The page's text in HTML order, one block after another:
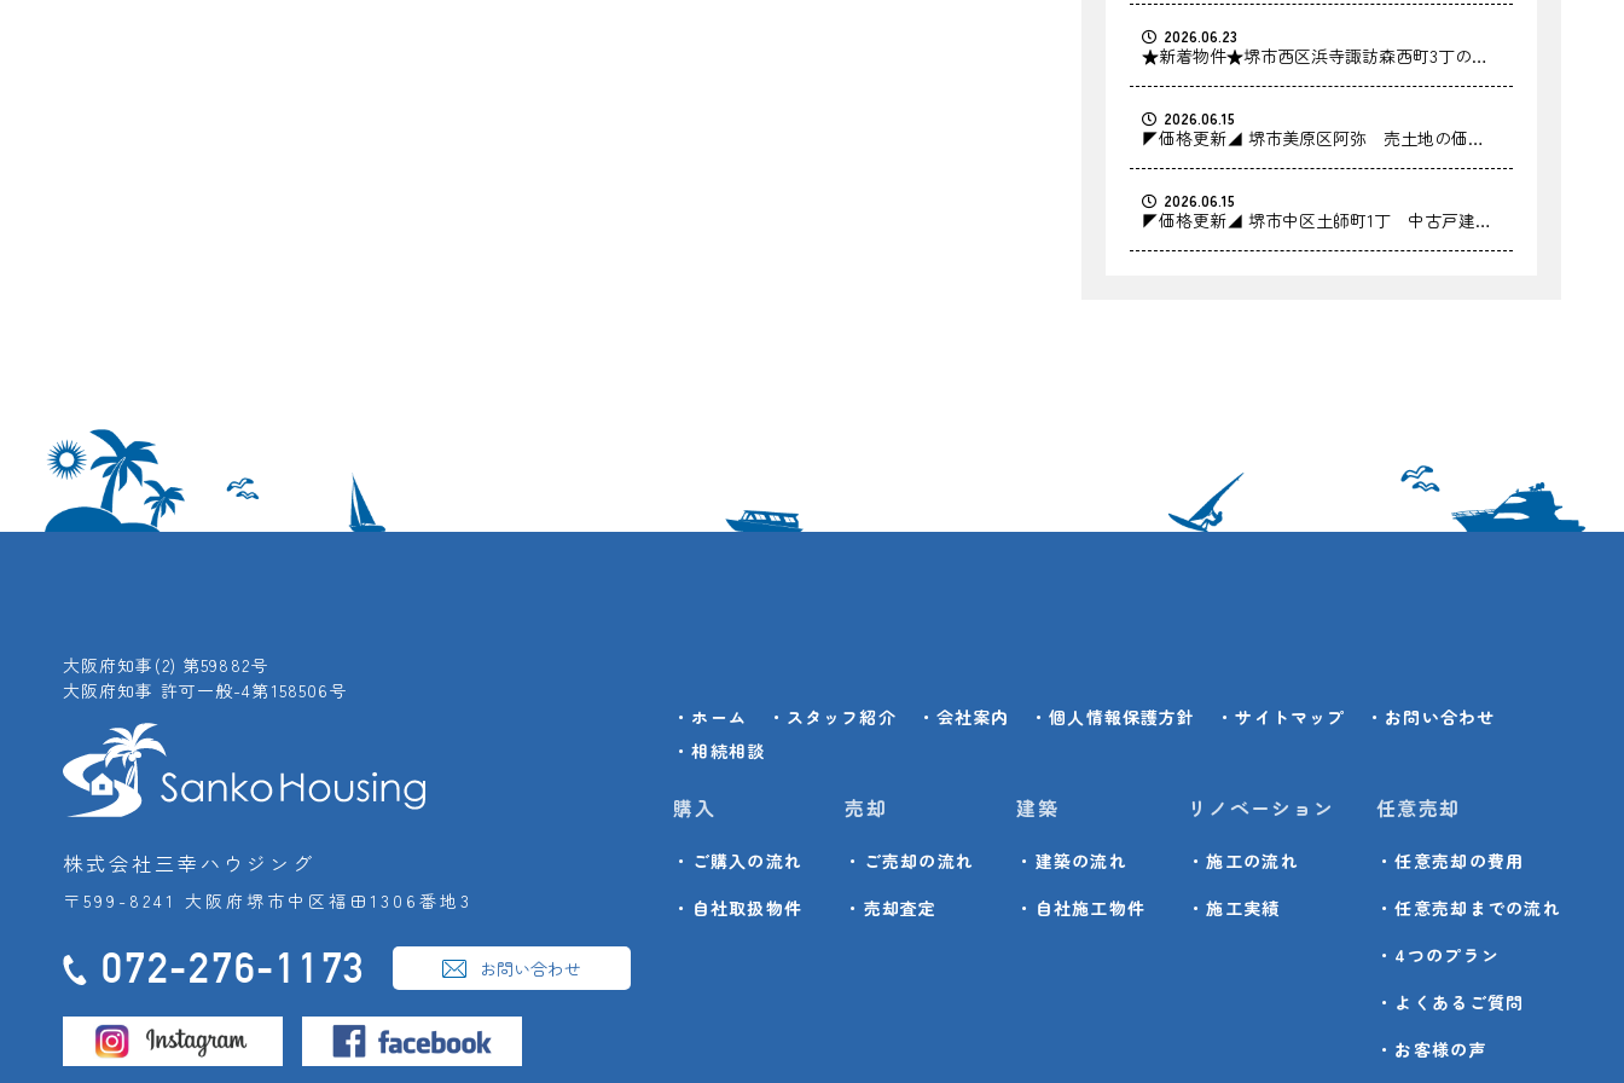
2026.06.23
★新着物件★堺市西区浜寺諏訪森西町3丁の中
2026.06.15
◤価格更新◢ 堺市美原区阿弥 売土地の価格
2026.06.15
◤価格更新◢ 堺市中区土師町1丁 中古戸建の
大阪府知事(2) 第59882号
大阪府知事 許可一般-4第158506号
株式会社三幸ハウジング
〒599-8241 大阪府堺市中区福田1306番地3
072-276-1173 お問い合わせ
・ホーム ・スタッフ紹介 ・会社案内 ・個人情報保護方針 ・サイトマップ
・お問い合わせ
・相続相談
購入
・ご購入の流れ
・自社取扱物件
売却
・ご売却の流れ
・売却査定
建築
・建築の流れ
・自社施工物件
リノベーション
・施工の流れ
・施工実績
任意売却
・任意売却の費用
・任意売却までの流れ
・4つのプラン
・よくあるご質問
・お客様の声